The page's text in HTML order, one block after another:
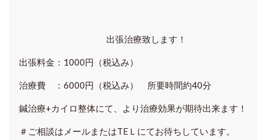
出張治療致します！
出張料金：1000円（税込み）
治療費 ：6000円（税込み） 所要時間約40分
鍼治療+カイロ整体にて、より治療効果が期待出来ます！
＃ご相談はメールまたはTEＬにてお待ちしています。